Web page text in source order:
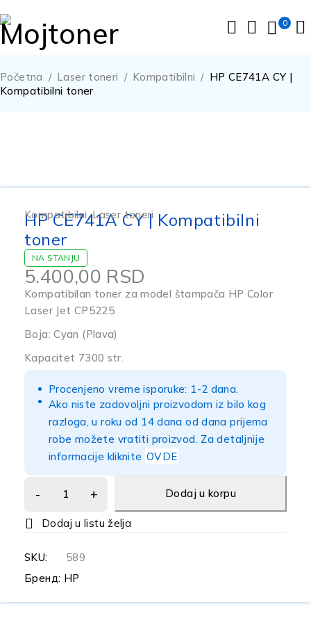
0
Početna / Laser toneri / Kompatibilni / HP CE741A CY |
Kompatibilni toner
Kompatibilni,Laser toneri
HP CE741A CY | Kompatibilni
toner
NA STANJU
5.400,00 RSD
Kompatibilan toner za model štampača HP Color
Laser Jet CP5225
Boja: Cyan (Plava)
Kapacitet 7300 str.
Procenjeno vreme isporuke: 1-2 dana.
Ako niste zadovoljni proizvodom iz bilo kog
razloga, u roku od 14 dana od dana prijema
robe možete vratiti proizvod. Za detaljnije
informacije kliknite OVDE
Dodaj u korpu
SKU:
589
Бренд: HP